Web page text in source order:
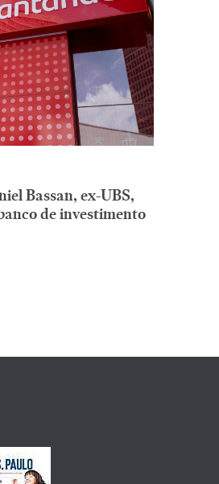
Bassan, ex-UBS,
de investimento